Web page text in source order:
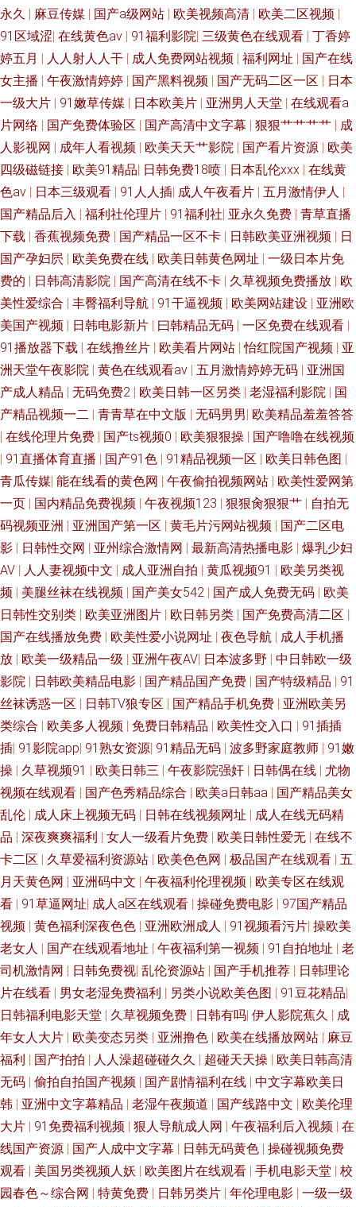
永久 | 麻豆传媒 | 国产a级网站 | 欧美视频高清 | 欧美二区视频 |
91区域涩| 在线黄色av | 91福利影院| 三级黄色在线观看 | 丁香婷
婷五月 | 人人射人人干 | 成人免费网站视频 | 福利网址 | 国产在线
女主播 | 午夜激情婷婷 | 国产黑料视频 | 国产无码二区一区 | 日本
一级大片 | 91嫩草传媒 | 日本欧美片 | 亚洲男人天堂 | 在线观看a
片网络 | 国产免费体验区 | 国产高清中文字幕 | 狠狠艹艹艹艹 | 成
人影视网 | 成年人看视频 | 欧美天天艹影院 | 国产看片资源 | 欧美
四级磁链接 | 欧美91精品| 日韩免费18喷 | 日本乱伦xxx | 在线黄
色av | 日本三级观看 | 91人人插| 成人午夜看片 | 五月激情伊人 |
国产精品后入 | 福利社伦理片 | 91福利社| 亚永久免费 | 青草直播
下载 | 香蕉视频免费 | 国产精品一区不卡 | 日韩欧美亚洲视频 | 日
国产孕妇屄 | 欧美免费在线 | 欧美日韩黄色网址 | 一级日本片免
费的 | 日韩高清影院 | 国产高清在线不卡 | 久草视频免费播放 | 欧
美性爱综合 | 丰臀福利导航 | 91干逼视频 | 欧美网站建设 | 亚洲欧
美国产视频 | 日韩电影新片 | 曰韩精品无码 | 一区免费在线观看 |
91播放器下载 | 在线撸丝片 | 欧美看片网站 |怡红院国产视频 | 亚
洲天堂午夜影院 | 黄色在线观看av | 五月激情婷婷无码 | 亚洲国
产成人精品 | 无码免费2 | 欧美日韩一区另类 | 老湿福利影院 | 国
产精品视频一二 | 青青草在中文版 | 无码男男| 欧美精品羞羞答答
| 在线伦理片免费 | 国产ts视频0 | 欧美狠狠操 | 国产噜噜在线视频
| 91直播体育直播 | 国产91色 | 91精品视频一区 | 欧美日韩色图 |
青瓜传媒| 能在线看的黄色网 | 午夜偷拍视频网站 | 欧美性爱网第
一页 | 国内精品免费视频 | 午夜视频123 | 狠狠肏狠狠艹 | 自拍无
码视频亚洲 | 亚洲国产第一区 | 黄毛片污网站视频 | 国产二区电
影 | 日韩性交网 | 亚州综合激情网 | 最新高清热播电影 | 爆乳少妇
AV | 人人妻视频中文 | 成人亚洲自拍 | 黄瓜视频91 | 欧美另类视
频 | 美腿丝袜在线视频 | 国产美女542 | 国产成人免费无码 | 欧美
日韩性交别类 | 欧美亚洲图片 | 欧日韩另类 | 国产免费高清二区 |
国产在线播放免费 | 欧美性爱小说网址 | 夜色导航 | 成人手机播
放 | 欧美一级精品一级 | 亚洲午夜AV| 日本波多野 | 中日韩欧一级
影院 | 日韩欧美精品电影 | 国产精品国产免费 | 国产特级精品 | 91
丝袜诱惑一区 | 日韩TV狼专区 | 国产精品手机免费 | 亚洲欧美另
类综合 | 欧美多人视频 | 免费日韩精品 | 欧美性交入口 | 91插插
插| 91影院app| 91熟女资源| 91精品无码 | 波多野家庭教师 | 91嫩
操 | 久草视频91 | 欧美日韩三 | 午夜影院强奸 | 日韩偶在线 | 尤物
视频在线观看 | 国产色秀精品综合 | 欧美a日韩aa | 国产精品美女
乱伦 | 成人床上视频无码 | 日韩在线视频网址 | 成人在线无码精
品 | 深夜爽爽福利 | 女人一级看片免费 | 欧美日韩性爱无 | 在线不
卡二区 | 久草爱福利资源站 | 欧美色色网 | 极品国产在线观看 | 五
月天黄色网 | 亚洲码中文 | 午夜福利伦理视频 | 欧美专区在线观
看 | 91草逼网址| 成人a区在线观看 | 操碰免费电影 | 97国产精品
视频 | 黄色福利深夜色色 | 亚洲欧洲成人 | 91视频看污片| 操欧美
老女人 | 国产在线观看地址 | 午夜福利第一视频 | 91自拍地址 | 老
司机激情网 | 日韩免费视| 乱伦资源站 | 国产手机推荐 | 日韩理论
片在线看 | 男女老湿免费福利 | 另类小说欧美色图 | 91豆花精品|
日韩福利电影天堂 | 久草视频免费 | 日韩有吗| 伊人影院蕉久 | 成
年女人大片 | 欧美变态另类 | 亚洲撸色 | 欧美在线播放网站 | 麻豆
福利 | 国产拍拍 | 人人澡超碰碰久久 | 超碰天天操 | 欧美日韩高清
无码 | 偷拍自拍国产视频 | 国产剧情福利在线 | 中文字幕欧美日
韩 | 亚洲中文字幕精品 | 老湿午夜频道 | 国产线路中文 | 欧美伦理
大片 | 91免费福利视频 | 狠人导航成人网 | 午夜福利后入视频 | 在
线国产资源 | 国产人成中文字幕 | 日韩无码黄色 | 操碰视频免费
观看 | 美国另类视频人妖 | 欧美图片在线观看 | 手机电影天堂 | 校
园春色～综合网 | 特黄免费 | 日韩另类片 | 年伦理电影 | 一级一级